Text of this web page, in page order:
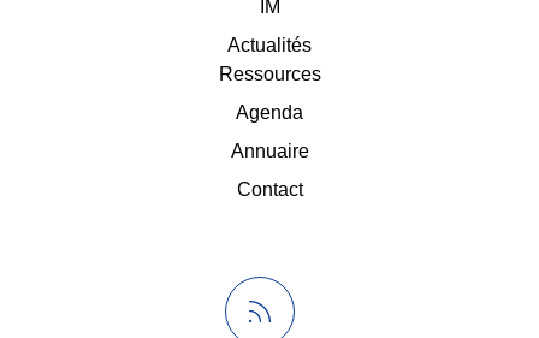
IM
Actualités
Ressources
Agenda
Annuaire
Contact